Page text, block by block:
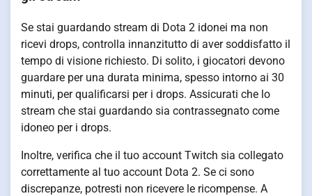
Se stai guardando stream di Dota 2 idonei ma non
ricevi drops, controlla innanzitutto di aver soddisfatto il
tempo di visione richiesto. Di solito, i giocatori devono
guardare per una durata minima, spesso intorno ai 30
minuti, per qualificarsi per i drops. Assicurati che lo
stream che stai guardando sia contrassegnato come
idoneo per i drops.
Inoltre, verifica che il tuo account Twitch sia collegato
correttamente al tuo account Dota 2. Se ci sono
discrepanze, potresti non ricevere le ricompense. A